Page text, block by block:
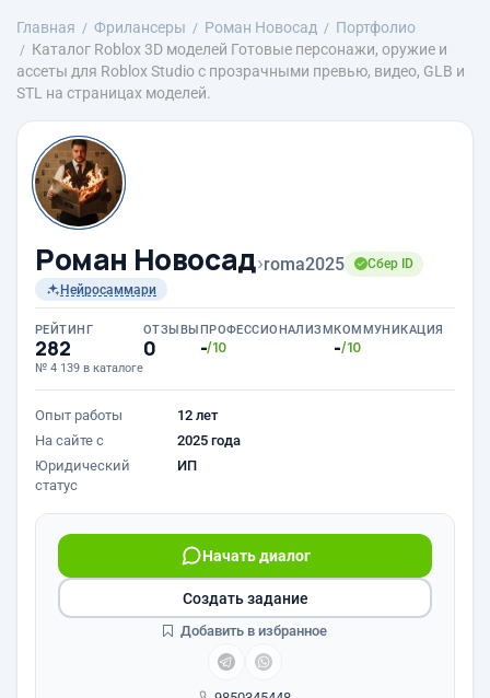
Главная Фрилансеры Роман Новосад
Портфолио
Каталог Roblox 3D моделей Готовые персонажи, оружие и
ассеты для Roblox Studio с прозрачными превью, видео, GLB и
STL на страницах моделей.
Роман Новосад›roma2025
Сбер ID
Нейросаммари
РЕЙТИНГ
282
№ 4 139 в каталоге
ОТЗЫВЫ
0
ПРОФЕССИОНАЛИЗМ
-/10
КОММУНИКАЦИЯ
-/10
Опыт работы
12 лет
На сайте с
2025 года
Юридический
статус
ИП
Начать диалог
Создать задание
Добавить в избранное